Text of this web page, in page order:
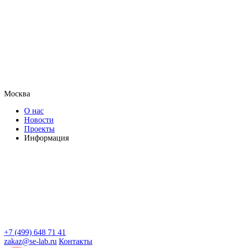
Москва
О нас
Новости
Проекты
Информация
+7 (499) 648 71 41
zakaz@se-lab.ru Контакты